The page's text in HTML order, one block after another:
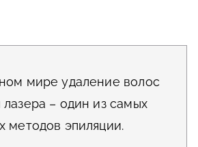
мире удаление волос
– один из самых
методов эпиляции.